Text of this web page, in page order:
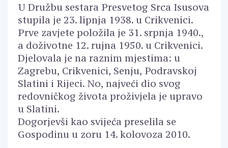
U Družbu sestara Presvetog Srca Isusova
stupila je 23. lipnja 1938. u Crikvenici.
Prve zavjete položila je 31. srpnja 1940.,
a doživotne 12. rujna 1950. u Crikvenici.
Djelovala je na raznim mjestima: u
Zagrebu, Crikvenici, Senju, Podravskoj
Slatini i Rijeci. No, najveći dio svog
redovničkog života proživjela je upravo
u Slatini.
Dogorjevši kao svijeća preselila se
Gospodinu u zoru 14. kolovoza 2010.